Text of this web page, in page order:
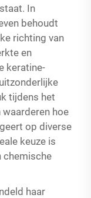
In
behoudt
richting van
en
keratine-
tijdens het
hoe
op diverse
keuze is
chemische
haar